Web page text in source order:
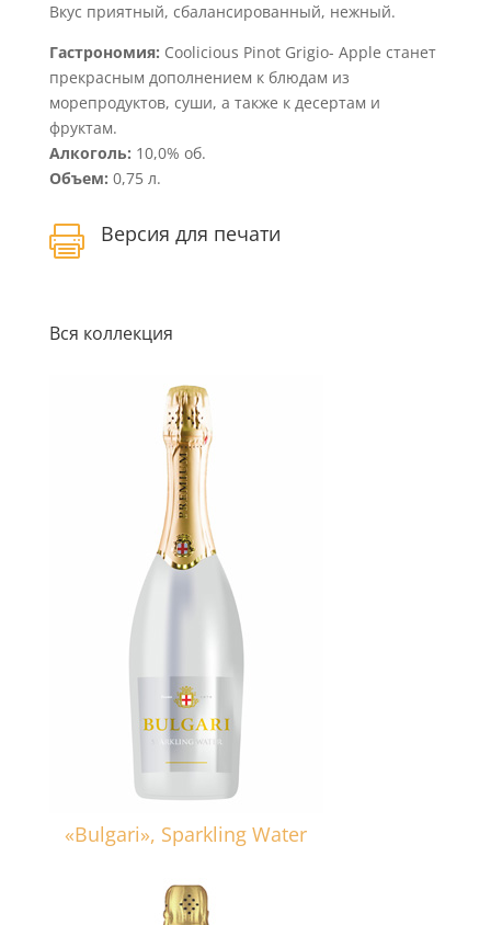
Вкус приятный, сбалансированный, нежный.
Гастрономия: Coolicious Pinot Grigio- Apple станет
прекрасным дополнением к блюдам из
морепродуктов, суши, а также к десертам и
фруктам.
Алкоголь: 10,0% об.
Объем: 0,75 л.
 Версия для печати
Вся коллекция
«Bulgari», Sparkling Water